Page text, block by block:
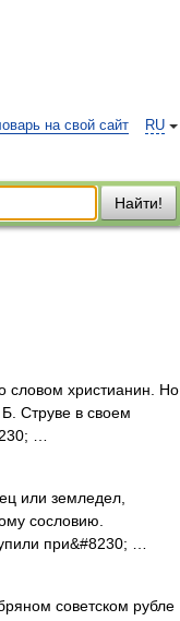
RU
на свой сайт
Найти!
словом христианин. Но
Б. Струве в своем
…
или земледел,
сословию.
при&#8230; …
советском рубле